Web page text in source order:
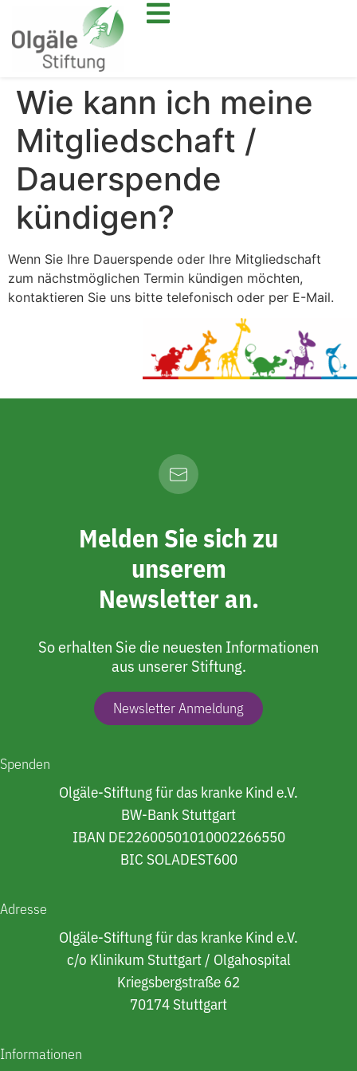
Wie kann ich meine
Mitgliedschaft /
Dauerspende
kündigen?
Wenn Sie Ihre Dauerspende oder Ihre Mitgliedschaft
zum nächstmöglichen Termin kündigen möchten,
kontaktieren Sie uns bitte telefonisch oder per E-Mail.
Melden Sie sich zu
unserem
Newsletter an.
So erhalten Sie die neuesten Informationen
aus unserer Stiftung.
Newsletter Anmeldung
Spenden
Olgäle-Stiftung für das kranke Kind e.V.
BW-Bank Stuttgart
IBAN DE22600501010002266550
BIC SOLADEST600
Adresse
Olgäle-Stiftung für das kranke Kind e.V.
c/o Klinikum Stuttgart / Olgahospital
Kriegsbergstraße 62
70174 Stuttgart
Informationen